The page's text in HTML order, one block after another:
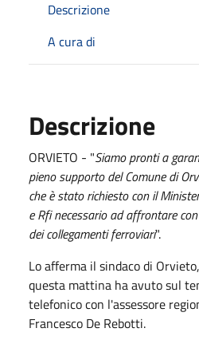
Descrizione
A cura di
Descrizione
ORVIETO - "Siamo pronti a
pieno supporto del Comune di
che è stato richiesto con il
e Rfi necessario ad affrontare
dei collegamenti ferroviari".
Lo afferma il sindaco di
questa mattina ha avuto sul
telefonico con l'assessore
Francesco De Rebotti.